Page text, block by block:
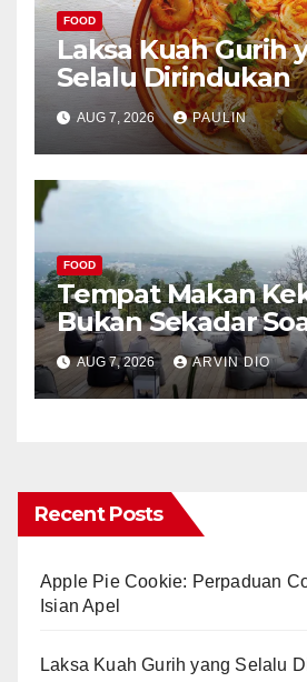
FOOD
Laksa Kuah Gurih
Selalu Dirindukan
AUG 7, 2026 PAULIN
FOOD
Tempat Makan
Bukan Sekadar
AUG 7, 2026 ARVIN DIO
Recent Posts
Apple Pie Cookie: Perpaduan
Isian Apel
Laksa Kuah Gurih yang Selalu